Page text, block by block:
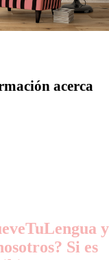
acerca
y
Si es